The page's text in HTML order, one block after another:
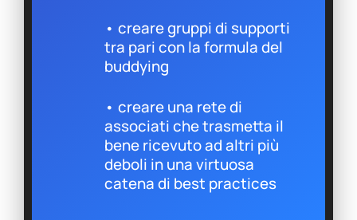
• creare gruppi di supporti
tra pari con la formula del
buddying
• creare una rete di
associati che trasmetta il
bene ricevuto ad altri più
deboli in una virtuosa
catena di best practices